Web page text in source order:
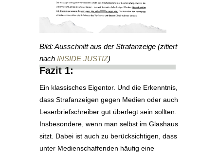
Bild: Ausschnitt aus der Strafanzeige (zitiert
nach INSIDE JUSTIZ)
Fazit 1:
Ein klassisches Eigentor. Und die Erkenntnis,
dass Strafanzeigen gegen Medien oder auch
Leserbriefschreiber gut überlegt sein sollten.
Insbesondere, wenn man selbst im Glashaus
sitzt. Dabei ist auch zu berücksichtigen, dass
unter Medienschaffenden häufig eine